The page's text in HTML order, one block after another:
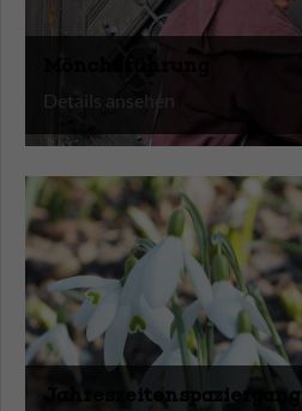
Mönchsführung
Details ansehen
Jahreszeitenspaziergang